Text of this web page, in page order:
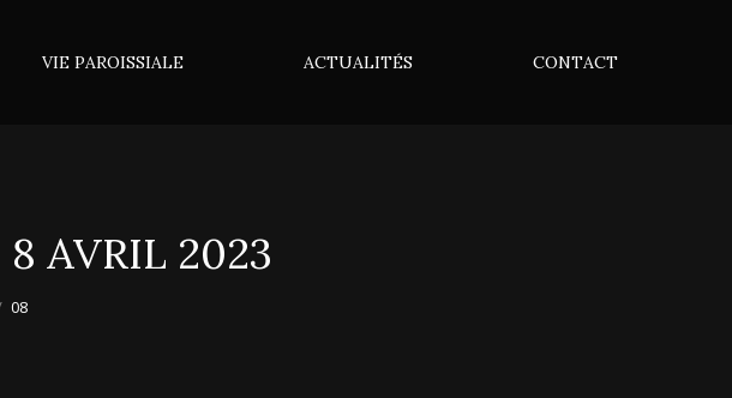
VIE PAROISSIALE ACTUALITÉS CONTACT
8 AVRIL 2023
08